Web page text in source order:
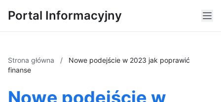
Portal Informacyjny
Strona główna /
Nowe podejście w 2023 jak poprawić
finanse
Nowe podejście w